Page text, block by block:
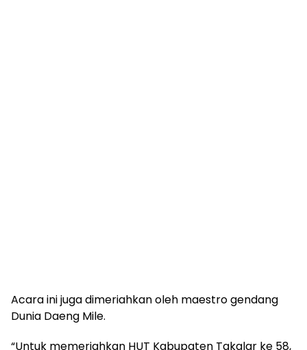
Acara ini juga dimeriahkan oleh maestro gendang
Dunia Daeng Mile.
“Untuk memeriahkan HUT Kabupaten Takalar ke 58,